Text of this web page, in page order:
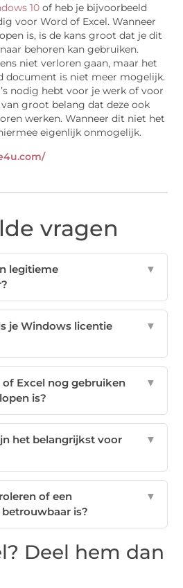
10 of heb je bijvoorbeeld
voor Word of Excel. Wanneer
is, is de kans groot dat je dit
behoren kan gebruiken.
niet verloren gaan, maar het
document is niet meer mogelijk.
nodig hebt voor je werk of voor
groot belang dat deze ook
werken. Wanneer dit niet het
eigenlijk onmogelijk.
vragen
legitieme
▼
je Windows licentie
▼
Excel nog gebruiken
is?
▼
het belangrijkst voor
▼
of een
is?
▼
Deel hem dan